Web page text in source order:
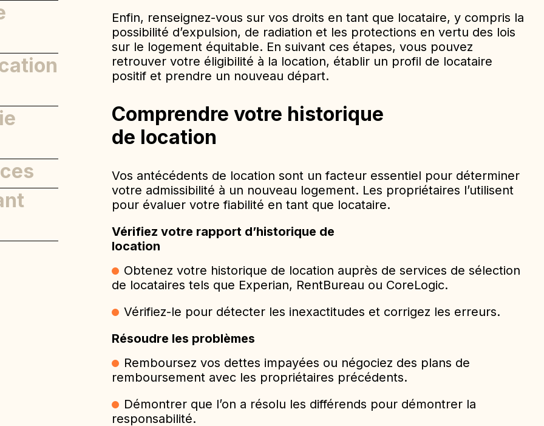
Enfin, renseignez-vous sur vos droits en tant que locataire, y compris la
possibilité d’expulsion, de radiation et les protections en vertu des lois
sur le logement équitable. En suivant ces étapes, vous pouvez
retrouver votre éligibilité à la location, établir un profil de locataire
positif et prendre un nouveau départ.
Comprendre votre historique
de location
Vos antécédents de location sont un facteur essentiel pour déterminer
votre admissibilité à un nouveau logement. Les propriétaires l’utilisent
pour évaluer votre fiabilité en tant que locataire.
Vérifiez votre rapport d’historique de
location
Obtenez votre historique de location auprès de services de sélection
de locataires tels que Experian, RentBureau ou CoreLogic.
Vérifiez-le pour détecter les inexactitudes et corrigez les erreurs.
Résoudre les problèmes
Remboursez vos dettes impayées ou négociez des plans de
remboursement avec les propriétaires précédents.
Démontrer que l’on a résolu les différends pour démontrer la
responsabilité.